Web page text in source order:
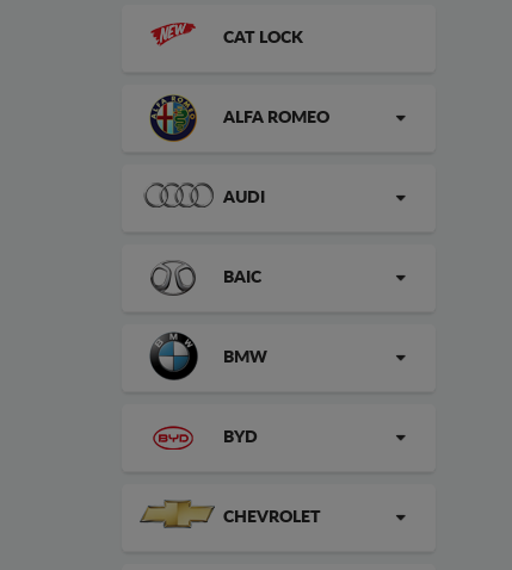
CAT LOCK
ALFA ROMEO
AUDI
BAIC
BMW
BYD
CHEVROLET